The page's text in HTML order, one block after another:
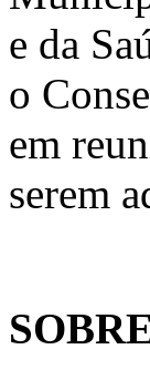
e da
o
em
serem